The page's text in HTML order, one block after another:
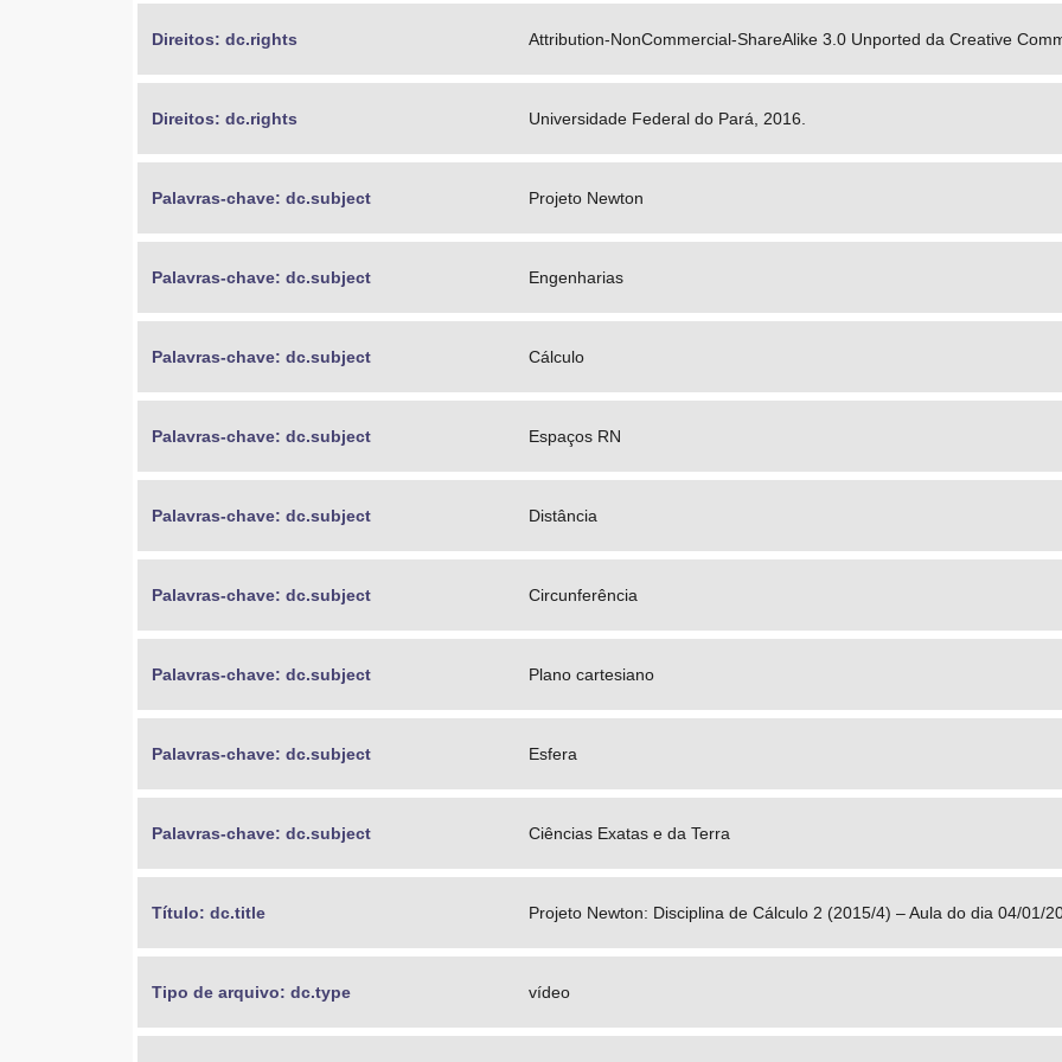
Direitos: dc.rights Attribution-NonCommercial-ShareAlike 3.0 Unported da Creative
Direitos: dc.rights Universidade Federal do Pará, 2016.
Palavras-chave: dc.subject Projeto Newton
Palavras-chave: dc.subject Engenharias
Palavras-chave: dc.subject Cálculo
Palavras-chave: dc.subject Espaços RN
Palavras-chave: dc.subject Distância
Palavras-chave: dc.subject Circunferência
Palavras-chave: dc.subject Plano cartesiano
Palavras-chave: dc.subject Esfera
Palavras-chave: dc.subject Ciências Exatas e da Terra
Título: dc.title Projeto Newton: Disciplina de Cálculo 2 (2015/4) – Aula do dia 04/01/
Tipo de arquivo: dc.type vídeo